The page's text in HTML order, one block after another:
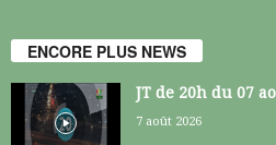
ENCORE PLUS NEWS
JT de 20h du 07
7 août 2026